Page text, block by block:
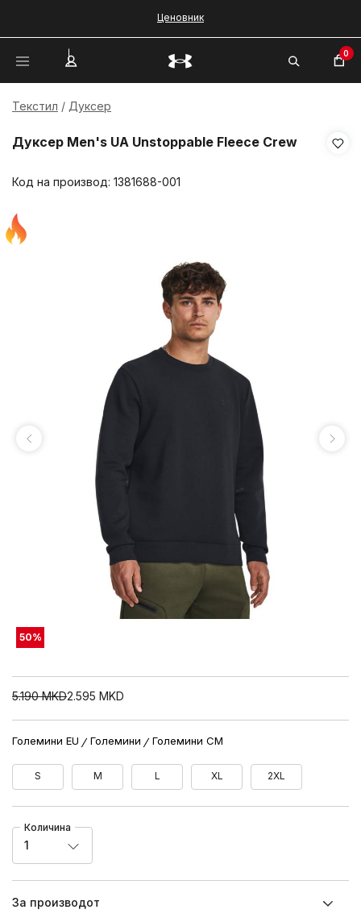
Ценовник
0
Текстил Дуксер
Дуксер Men's UA Unstoppable Fleece Crew
Код на производ: 1381688-001
50%
5.190 MKD2.595 MKD
Големини EU Големини Големини CM
S M L XL 2XL
Количина
1
За производот